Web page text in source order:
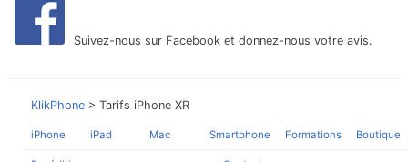
Suivez-nous sur Facebook et donnez-nous votre avis.
KlikPhone> Tarifs iPhone XR
iPhone iPad Mac Smartphone Formations Boutique